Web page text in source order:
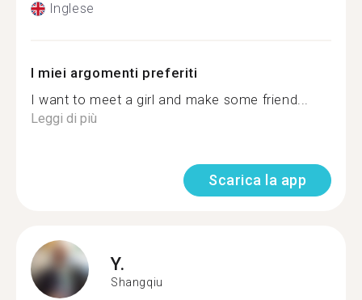
Inglese
I miei argomenti preferiti
I want to meet a girl and make some friend...
Leggi di più
Scarica la app
Y.
Shangqiu